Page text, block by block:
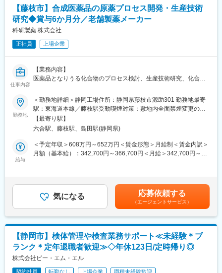
役割を果たしているのです。
弊社は世界で初めて総コレステロールの酵素的測定試薬を世に送
り出して以来、体外診断用医薬品および検査機器のリーディング
カンパニーとして世界の人々の健康と豊かさに貢献し続けていま
す。
「酵素」と「抗体」をコアテクノロジーとし、脂質領域のパイオ
ニアとしてあり続ける「生化学分野」、医療現場のニーズを見据
えて幅広く商品を取り揃えている「免疫分野」、これらを重点領
域として医療サービスの向上に寄与しています。
当社は1948年に財団法人理化学研究所を前身として設立された研
究開発型の製薬企業です。日本初の外用爪白癬治療剤「クレナフ
ィン」、関節機能改善剤「アルツ」など日本初・世界初となるユ
ニークな製品の提供を通して、患者さんのクオリティ・オブ・ラ
イフの向上に努め、人々がより良い人生を送るウェルビーイング
への貢献に注力しています。
【戦略・ビジョン】
最先端の製品で、『最優』の成果をつくる。世界に存在感を示す
製薬会社になることが私たちのめざす未来です。日本・アメリ
レナフィン」を、現在はアジアを中心に海外展開しています。
変更の範囲：会社の定める業務
【藤枝市】合成医薬品の原薬プロセス開発・生産技術
研究◆賞与6か月分／老舗製薬メーカー
科研製薬 株式会社
正社員 上場企業
仕事内容
【業務内容】
医薬品となりうる化合物のプロセス検討、生産技術研究、化合物
業務をお任せします。
【業務詳細】
■化合物の合成
■合成法の立案・合成法検討（スケールアップ検討）を含む・技術
検討計画書、報告書の作成など
名）
ィン」、関節機能改善剤「アルツ」など日本初・世界初となるユ
ニークな製品の提供を通して、患者さんのクオリティ・オブ・ラ
イフの向上に努め、人々がより良い人生を送るウェルビーイング
への貢献に注力しています。
勤務地
＜勤務地詳細＞静岡工場住所：静岡県藤枝市源助301 勤務地最寄
駅：東海道本線／藤枝駅受動喫煙対策：敷地内全面禁煙変更の範
囲：会社の定める事業所
【最寄り駅】
六合駅、藤枝駅、島田駅(静岡県)
給与
＜予定年収＞608万円～652万円＜賃金形態＞月給制＜賃金内訳＞
月額（基本給）：342,700円～366,700円＜月給＞342,700円～
を通じて上下する可能性があります。月給(月額)は固定手当を含め
た表記です。気になる 応募依頼する
（エージェントサービス）
【静岡市】検体管理や検査業務サポート≪未経験＊ブ
ランク＊定年退職者歓迎≫◇年休123日/定時帰り◎
株式会社ビー・エム・エル
契約社員 転勤なし 上場企業 職種未経験歓迎